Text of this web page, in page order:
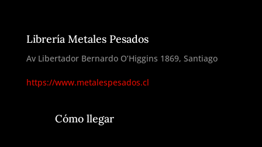
Librería Metales Pesados
Av Libertador Bernardo O’Higgins 1869, Santiago
https://www.metalespesados.cl
Cómo llegar